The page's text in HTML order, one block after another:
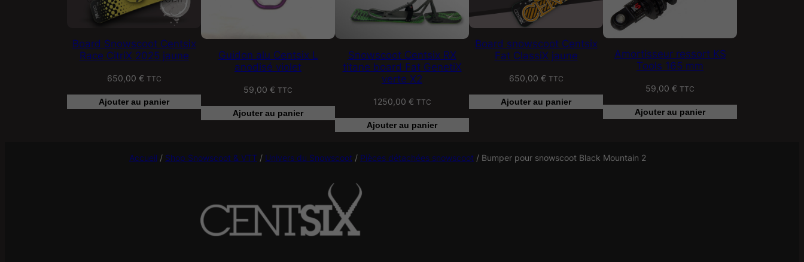
Board Snowscoot Centsix
Race CitriX 2025 jaune
650,00 € TTC
Ajouter au panier
Guidon alu Centsix L
anodisé violet
59,00 € TTC
Ajouter au panier
Snowscoot Centsix RX
titane board Fat GenetiX
verte X2
1250,00 € TTC
Ajouter au panier
Board snowscoot Centsix
Fat ClassiX jaune
650,00 € TTC
Ajouter au panier
Amortisseur ressort KS
Tools 165 mm
59,00 € TTC
Ajouter au panier
Accueil / Shop Snowscoot & VTT / Univers du Snowscoot / Pièces détachées snowscoot / Bumper pour snowscoot Black Mountain 2